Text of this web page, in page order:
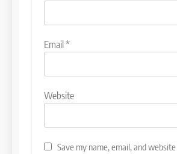
Email*
Website
Save my name, email, and